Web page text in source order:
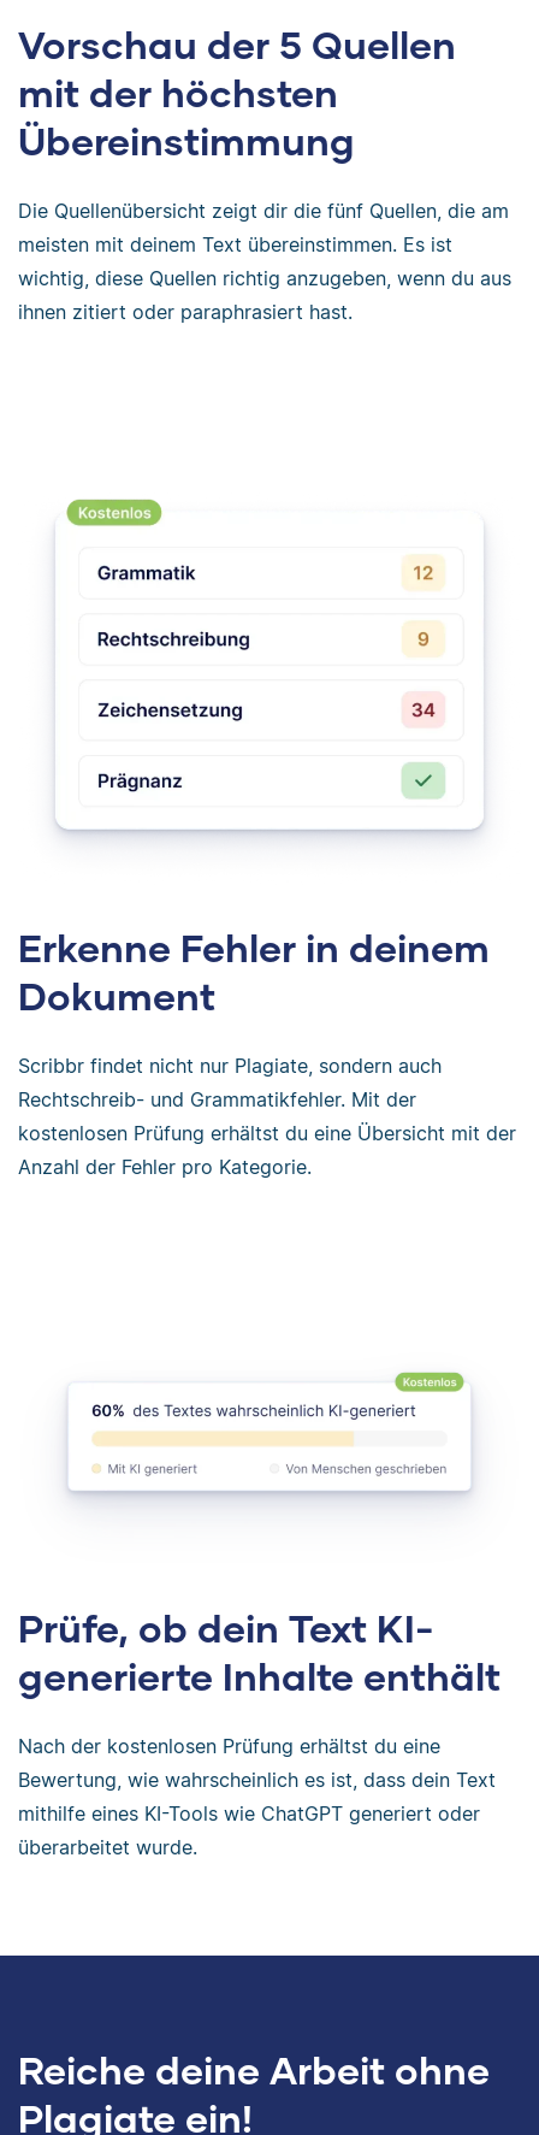
Vorschau der 5 Quellen
mit der höchsten
Übereinstimmung
Die Quellenübersicht zeigt dir die fünf Quellen, die am
meisten mit deinem Text übereinstimmen. Es ist
wichtig, diese Quellen richtig anzugeben, wenn du aus
ihnen zitiert oder paraphrasiert hast.
Erkenne Fehler in deinem
Dokument
Scribbr findet nicht nur Plagiate, sondern auch
Rechtschreib- und Grammatikfehler. Mit der
kostenlosen Prüfung erhältst du eine Übersicht mit der
Anzahl der Fehler pro Kategorie.
Prüfe, ob dein Text KI-
generierte Inhalte enthält
Nach der kostenlosen Prüfung erhältst du eine
Bewertung, wie wahrscheinlich es ist, dass dein Text
mithilfe eines KI-Tools wie ChatGPT generiert oder
überarbeitet wurde.
Reiche deine Arbeit ohne
Plagiate ein!